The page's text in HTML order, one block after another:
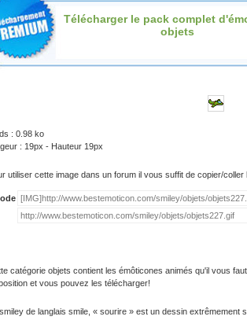
Télécharger le pack complet
objets
: 0.98 ko
: 19px - Hauteur 19px
utiliser cette image dans un forum il vous suffit de copier/
catégorie objets contient les émôticones animés qu'il vous
et vous pouvez les télécharger!
de langlais smile, « sourire » est un dessin